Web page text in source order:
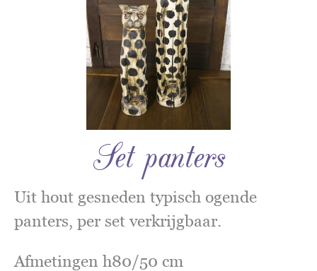
Set panters
Uit hout gesneden typisch ogende
panters, per set verkrijgbaar.
Afmetingen h80/50 cm